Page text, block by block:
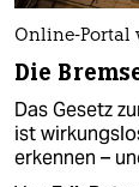
Online-Portal
Die
Das Gesetz
ist
erkennen –